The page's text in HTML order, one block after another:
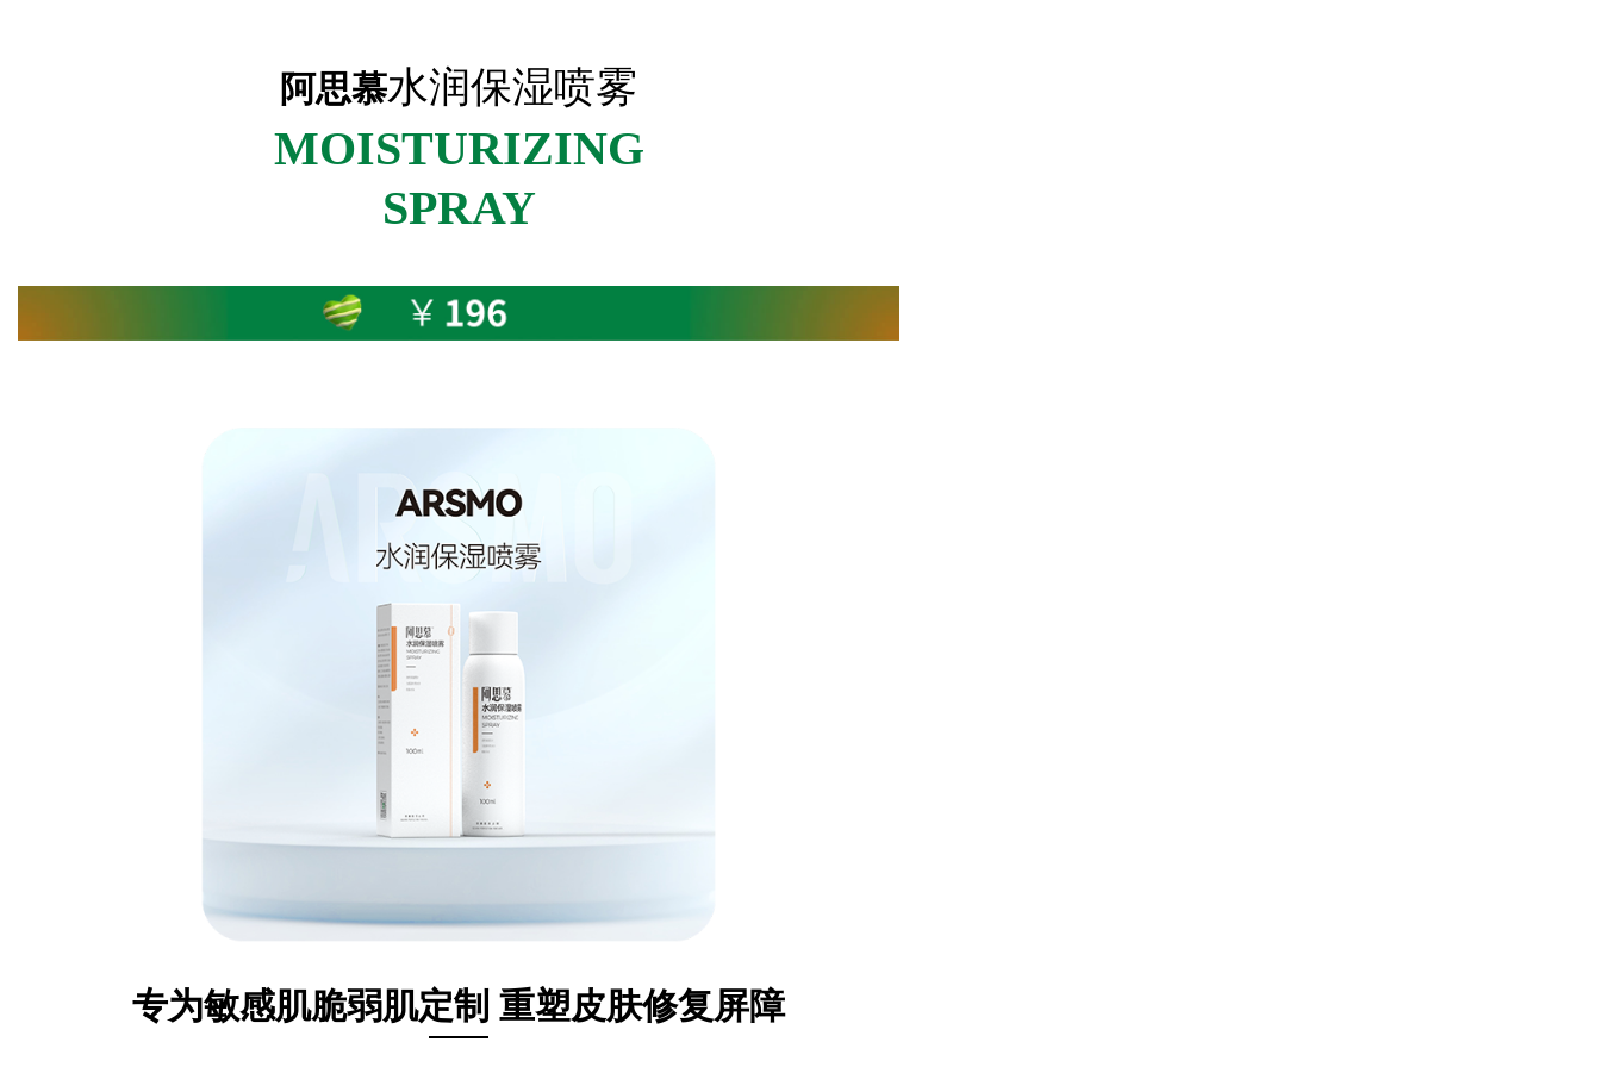
阿思慕水润保湿喷雾
MOISTURIZING
SPRAY
专为敏感肌脆弱肌定制 重塑皮肤修复屏障